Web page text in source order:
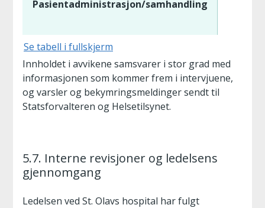
Pasientadministrasjon/samhandling
Se tabell i fullskjerm
Innholdet i avvikene samsvarer i stor grad med
informasjonen som kommer frem i intervjuene,
og varsler og bekymringsmeldinger sendt til
Statsforvalteren og Helsetilsynet.
5.7. Interne revisjoner og ledelsens
gjennomgang
Ledelsen ved St. Olavs hospital har fulgt